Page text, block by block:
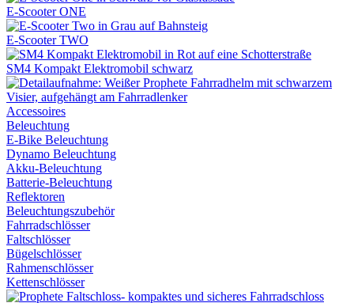
E-Scooter ONE
E-Scooter TWO
SM4 Kompakt Elektromobil schwarz
Accessoires
Beleuchtung
E-Bike Beleuchtung
Dynamo Beleuchtung
Akku-Beleuchtung
Batterie-Beleuchtung
Reflektoren
Beleuchtungszubehör
Fahrradschlösser
Faltschlösser
Bügelschlösser
Rahmenschlösser
Kettenschlösser